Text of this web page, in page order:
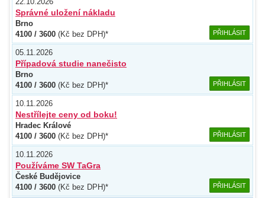
Správné uložení nákladu
Brno
4100 / 3600 (Kč bez DPH)* PŘIHLÁSIT
05.11.2026
Případová studie nanečisto
Brno
4100 / 3600 (Kč bez DPH)* PŘIHLÁSIT
10.11.2026
Nestřílejte ceny od boku!
Hradec Králové
4100 / 3600 (Kč bez DPH)* PŘIHLÁSIT
10.11.2026
Používáme SW TaGra
České Budějovice
4100 / 3600 (Kč bez DPH)* PŘIHLÁSIT